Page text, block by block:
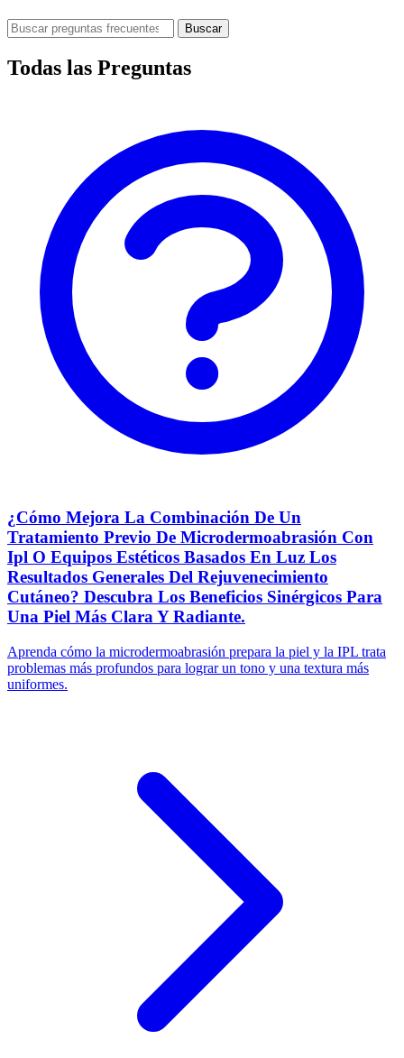
Buscar
Todas las Preguntas
¿Cómo Mejora La Combinación De Un
Tratamiento Previo De Microdermoabrasión Con
Ipl O Equipos Estéticos Basados En Luz Los
Resultados Generales Del Rejuvenecimiento
Cutáneo? Descubra Los Beneficios Sinérgicos Para
Una Piel Más Clara Y Radiante.
Aprenda cómo la microdermoabrasión prepara la piel y la IPL trata
problemas más profundos para lograr un tono y una textura más
uniformes.